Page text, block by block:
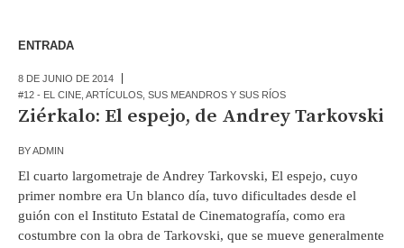
ENTRADA
8 DE JUNIO DE 2014
#12 - EL CINE ARTÍCULOS SUS MEANDROS Y SUS RÍOS
Ziérkalo: El espejo, de Andrey Tarkovski
BYADMIN
El cuarto largometraje de Andrey Tarkovski, El espejo, cuyo
primer nombre era Un blanco día, tuvo dificultades desde el
guión con el Instituto Estatal de Cinematografía, como era
costumbre con la obra de Tarkovski, que se mueve generalmente